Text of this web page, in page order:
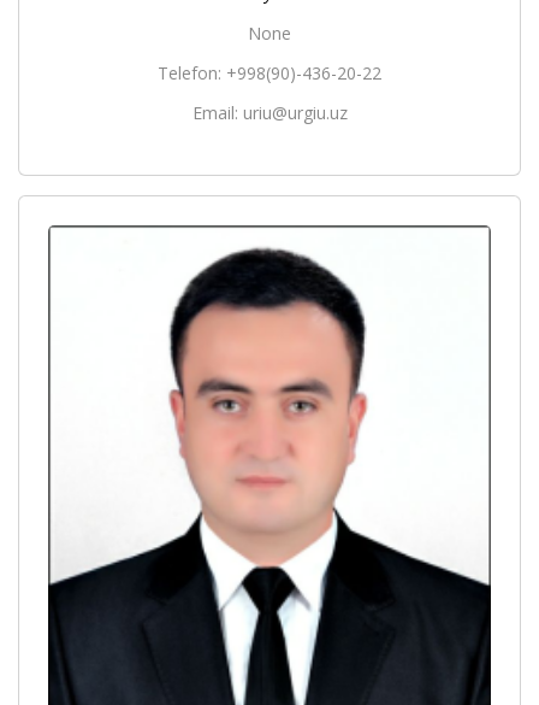
None
Telefon: +998(90)-436-20-22
Email: uriu@urgiu.uz